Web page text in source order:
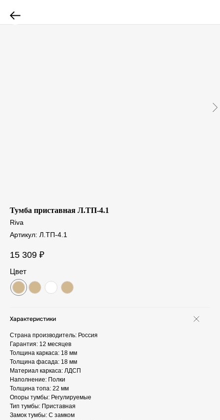
Тумба приставная Л.ТП-4.1
Riva
Артикул: Л.ТП-4.1
15 309 ₽
Цвет
Характеристики
Страна производитель: Россия
Гарантия: 12 месяцев
Толщина каркаса: 18 мм
Толщина фасада: 18 мм
Материал каркаса: ЛДСП
Наполнение: Полки
Толщина топа: 22 мм
Опоры тумбы: Регулируемые
Тип тумбы: Приставная
Замок тумбы: С замком